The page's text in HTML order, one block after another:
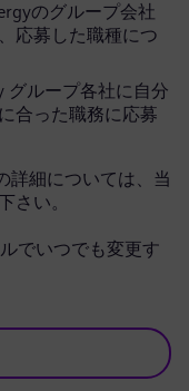
のグループ会社
応募した職種につ
グループ各社に自分
合った職務に応募
詳細については、当
さい。
でいつでも変更す